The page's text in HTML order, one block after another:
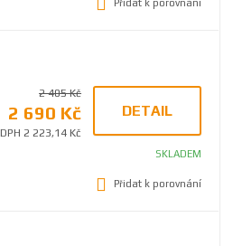
2 405 Kč
2 690 Kč
2 223,14 Kč
DETAIL
SKLADEM
Přidat k porovnání